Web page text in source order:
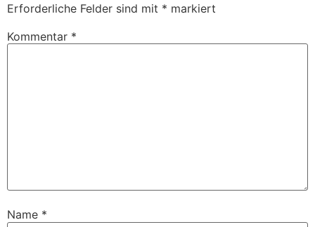
Erforderliche Felder sind mit * markiert
Kommentar *
Name *